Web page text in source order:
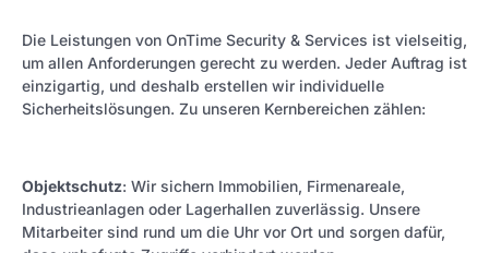
Die Leistungen von OnTime Security & Services ist vielseitig,
um allen Anforderungen gerecht zu werden. Jeder Auftrag ist
einzigartig, und deshalb erstellen wir individuelle
Sicherheitslösungen. Zu unseren Kernbereichen zählen:
Objektschutz: Wir sichern Immobilien, Firmenareale,
Industrieanlagen oder Lagerhallen zuverlässig. Unsere
Mitarbeiter sind rund um die Uhr vor Ort und sorgen dafür,